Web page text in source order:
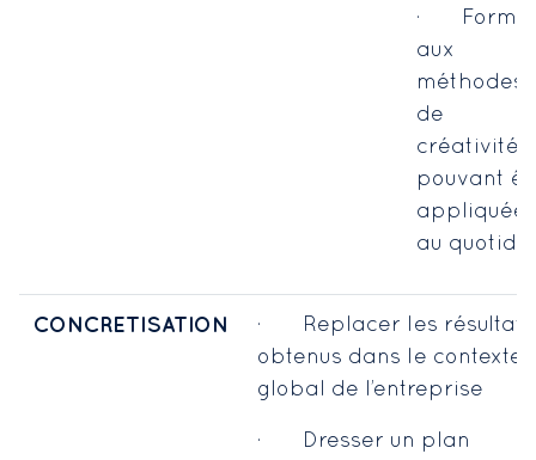
·
aux
méthodes
de
créativités
pouvant
appliquées
au
CONCRETISATION
· Replacer les résultats
obtenus dans le contexte
global de l’entreprise
· Dresser un plan